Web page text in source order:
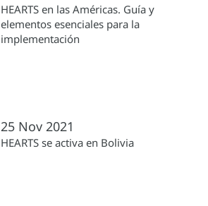
HEARTS en las Américas. Guía y
elementos esenciales para la
implementación
25 Nov 2021
HEARTS se activa en Bolivia